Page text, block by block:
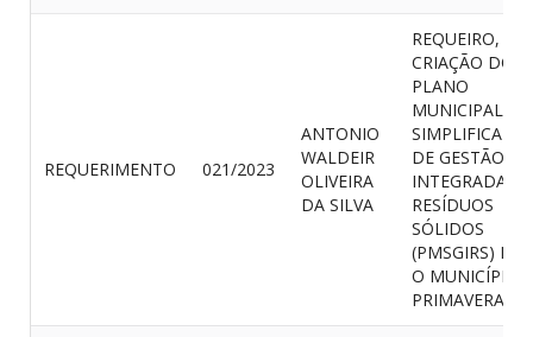
REQUERIMENTO 021/2023
ANTONIO
WALDEIR
OLIVEIRA
DA SILVA
REQUEIRO,
CRIAÇÃO DO
PLANO
MUNICIPAL
SIMPLIFICADO
DE GESTÃO
INTEGRADA DE
RESÍDUOS
SÓLIDOS
(PMSGIRS)
O MUNICÍPIO
PRIMAVERA